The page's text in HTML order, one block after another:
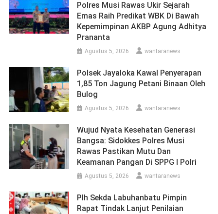
Polres Musi Rawas Ukir Sejarah
Emas Raih Predikat WBK Di Bawah
Kepemimpinan AKBP Agung Adhitya
Prananta
Agustus 5, 2026 wantaranews
Polsek Jayaloka Kawal Penyerapan
1,85 Ton Jagung Petani Binaan Oleh
Bulog
Agustus 5, 2026 wantaranews
Wujud Nyata Kesehatan Generasi
Bangsa: Sidokkes Polres Musi
Rawas Pastikan Mutu Dan
Keamanan Pangan Di SPPG I Polri
Agustus 5, 2026 wantaranews
Plh Sekda Labuhanbatu Pimpin
Rapat Tindak Lanjut Penilaian